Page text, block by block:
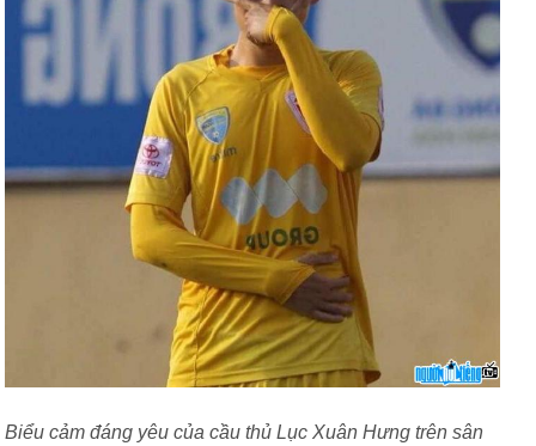
Biểu cảm đáng yêu của cầu thủ Lục Xuân Hưng trên sân